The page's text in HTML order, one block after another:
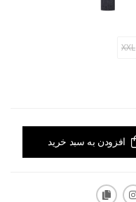
XXL
افزودن به سبد خرید